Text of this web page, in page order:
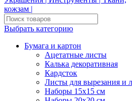
Выбрать категорию
Бумага и картон
Ацетатные листы
Калька декоративная
Кардсток
Листы для вырезания и
Наборы 15х15 см